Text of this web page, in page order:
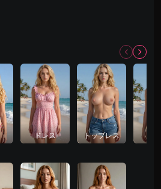
ドレス トップレス